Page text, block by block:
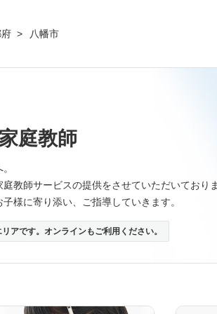
八幡市
庭教師
教師サービスの提供をさせていただいており
様に寄り添い、ご指導していきます。
アです。オンラインもご利用ください。